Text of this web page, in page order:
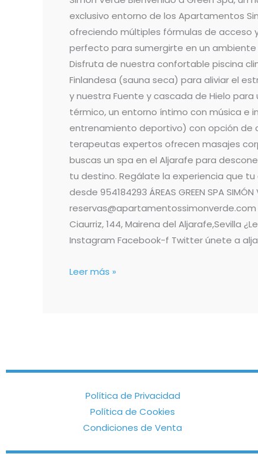
exclusivo entorno de los Apartamentos
ofreciendo múltiples fórmulas de acceso
perfecto para sumergirte en un
Disfruta de nuestra confortable piscina
Finlandesa (sauna seca) para aliviar el
y nuestra Fuente y cascada de Hielo
térmico, un entorno íntimo con música e
entrenamiento deportivo) con opción de
terapeutas expertos ofrecen masajes
buscas un spa en el Aljarafe para
tu destino. Regálate la experiencia que
desde 954184293 ÁREAS GREEN SPA
reservas@apartamentossimonverde.com
Ciaurriz, 144, Mairena del Aljarafe,Sevilla
Instagram Facebook-f Twitter únete a
Leer más »
Política de Privacidad
Política de Cookies
Condiciones de Venta